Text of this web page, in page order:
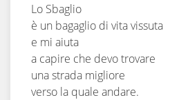
Lo Sbaglio
è un bagaglio di vita vissuta
e mi aiuta
a capire che devo trovare
una strada migliore
verso la quale andare.